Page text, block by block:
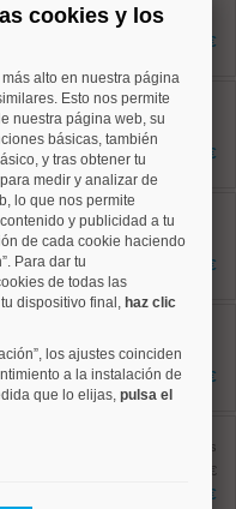
1.969.000 €
1.800.000 €
1.550.000 €
1.355.000 €
antes
1.709.000 €
1.295.000 €
cookies y los
alto en nuestra página
Esto nos permite
nuestra página web, su
básicas, también
y tras obtener tu
medir y analizar de
lo que nos permite
y publicidad a tu
de cada cookie haciendo
Para dar tu
de todas las
dispositivo final, haz clic
los ajustes coinciden
a la instalación de
que lo elijas, pulsa el